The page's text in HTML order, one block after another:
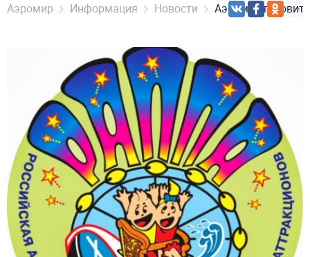
Аэромир Информация Новости Аэромир